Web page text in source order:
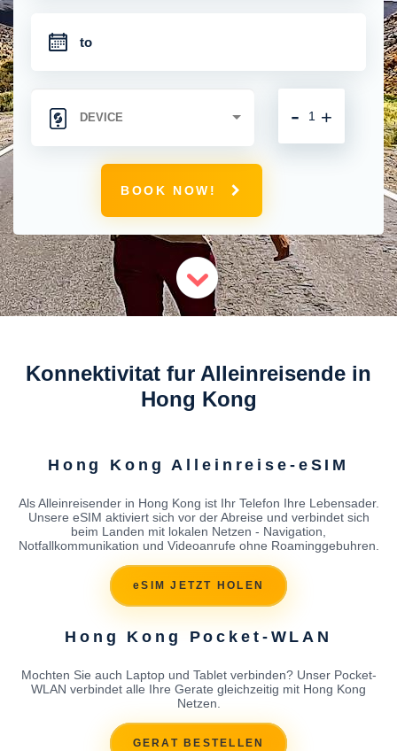
+
-
BOOK NOW!
Konnektivitat fur Alleinreisende in
Hong Kong
Hong Kong Alleinreise-eSIM
Als Alleinreisender in Hong Kong ist Ihr Telefon Ihre Lebensader.
Unsere eSIM aktiviert sich vor der Abreise und verbindet sich
beim Landen mit lokalen Netzen - Navigation,
Notfallkommunikation und Videoanrufe ohne Roaminggebuhren.
eSIM JETZT HOLEN
Hong Kong Pocket-WLAN
Mochten Sie auch Laptop und Tablet verbinden? Unser Pocket-
WLAN verbindet alle Ihre Gerate gleichzeitig mit Hong Kong
Netzen.
GERAT BESTELLEN